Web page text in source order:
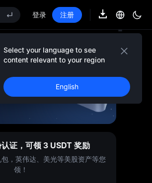
板申购
板申购
登录 注册
Select your language to see
content relevant to your region
English
证，可领 3 USDT 奖励
，英伟达、美光等美股资产等您
领！